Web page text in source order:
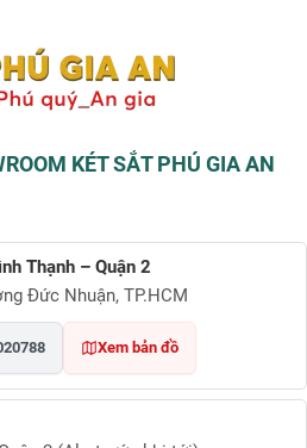
KÉT SẮT PHÚ GIA AN
Thạnh – Quận 2
Đức Nhuận, TP.HCM
Xem bản đồ